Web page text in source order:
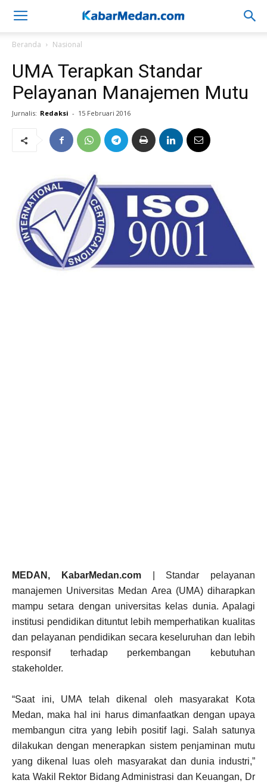
Beranda Nasional
UMA Terapkan Standar
Pelayanan Manajemen Mutu
Jurnalis: Redaksi - 15 Februari 2016
MEDAN, KabarMedan.com| Standar pelayanan
manajemen Universitas Medan Area (UMA) diharapkan
mampu setara dengan universitas kelas dunia. Apalagi
institusi pendidikan dituntut lebih memperhatikan kualitas
dan pelayanan pendidikan secara keseluruhan dan lebih
responsif terhadap perkembangan kebutuhan
stakeholder.
“Saat ini, UMA telah dikenal oleh masyarakat Kota
Medan, maka hal ini harus dimanfaatkan dengan upaya
membangun citra yang lebih positif lagi. Salah satunya
dilakukan dengan menerapkan sistem penjaminan mutu
yang dikenal luas oleh masyarakat dan dunia industri,”
kata Wakil Rektor Bidang Administrasi dan Keuangan, Dr